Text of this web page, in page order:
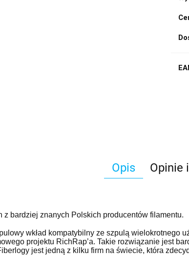
Opis Opinie
z bardziej znanych Polskich producentów filamentu.
wkład kompatybilny ze szpulą wielokrotnego
projektu RichRap’a. Takie rozwiązanie jest
jest jedną z kilku firm na świecie, która